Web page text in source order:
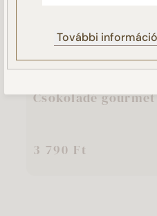
DÍSZDOBOZOK
Csokoládé
3 790 Ft
További